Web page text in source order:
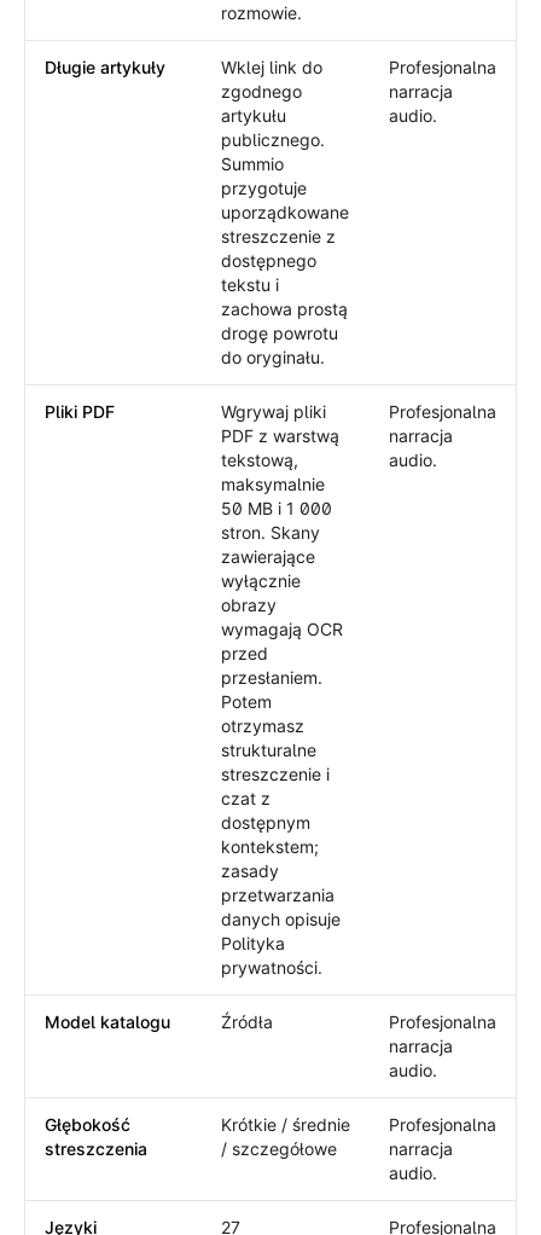
rozmowie.
Długie artykuły
Wklej link do
zgodnego
artykułu
publicznego.
Summio
przygotuje
uporządkowane
streszczenie z
dostępnego
tekstu i
zachowa prostą
drogę powrotu
do oryginału.
Profesjonalna
narracja
audio.
Pliki PDF
Wgrywaj pliki
PDF z warstwą
tekstową,
maksymalnie
50 MB i 1 000
stron. Skany
zawierające
wyłącznie
obrazy
wymagają OCR
przed
przesłaniem.
Potem
otrzymasz
strukturalne
streszczenie i
czat z
dostępnym
kontekstem;
zasady
przetwarzania
danych opisuje
Polityka
prywatności.
Profesjonalna
narracja
audio.
Model katalogu Źródła
Profesjonalna
narracja
audio.
Głębokość
streszczenia
Krótkie / średnie
/ szczegółowe
Profesjonalna
narracja
audio.
Języki 27 Profesjonalna